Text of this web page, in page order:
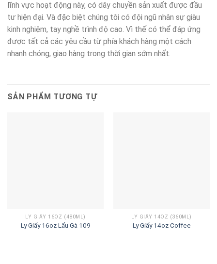
lĩnh vực hoạt động này, có dây chuyền sản xuất được đầu
tư hiện đại. Và đặc biệt chúng tôi có đội ngũ nhân sự giàu
kinh nghiệm, tay nghề trình độ cao. Vì thế có thể đáp ứng
được tất cả các yêu cầu từ phía khách hàng một cách
nhanh chóng, giao hàng trong thời gian sớm nhất.
SẢN PHẨM TƯƠNG TỰ
LY GIẤY 16OZ (480ML)
Ly Giấy 16oz Lẩu Gà 109
LY GIẤY 14OZ (360ML)
Ly Giấy 14oz Coffee